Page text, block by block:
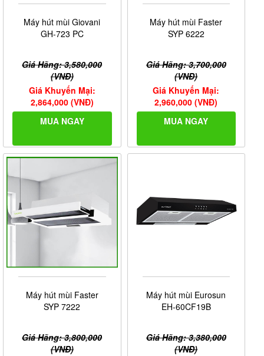
Máy hút mùi Giovani
GH-723 PC
Giá Hãng: 3,580,000
(VNĐ)
Giá Khuyến Mại:
2,864,000 (VNĐ)
MUA NGAY
Máy hút mùi Faster
SYP 6222
Giá Hãng: 3,700,000
(VNĐ)
Giá Khuyến Mại:
2,960,000 (VNĐ)
MUA NGAY
Máy hút mùi Faster
SYP 7222
Giá Hãng: 3,800,000
(VNĐ)
Máy hút mùi Eurosun
EH-60CF19B
Giá Hãng: 3,380,000
(VNĐ)